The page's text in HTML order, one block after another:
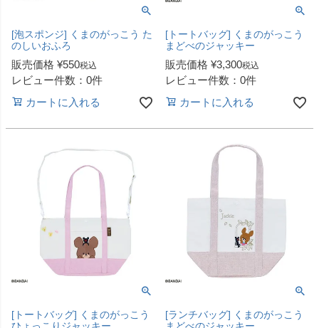
[泡スポンジ] くまのがっこう た
のしいおふろ
販売価格 ¥550税込
レビュー件数：0件
カートに入れる
[トートバッグ] くまのがっこう
まどべのジャッキー
販売価格 ¥3,300税込
レビュー件数：0件
カートに入れる
[トートバッグ] くまのがっこう
ひょっこりジャッキー
[ランチバッグ] くまのがっこう
まどべのジャッキー